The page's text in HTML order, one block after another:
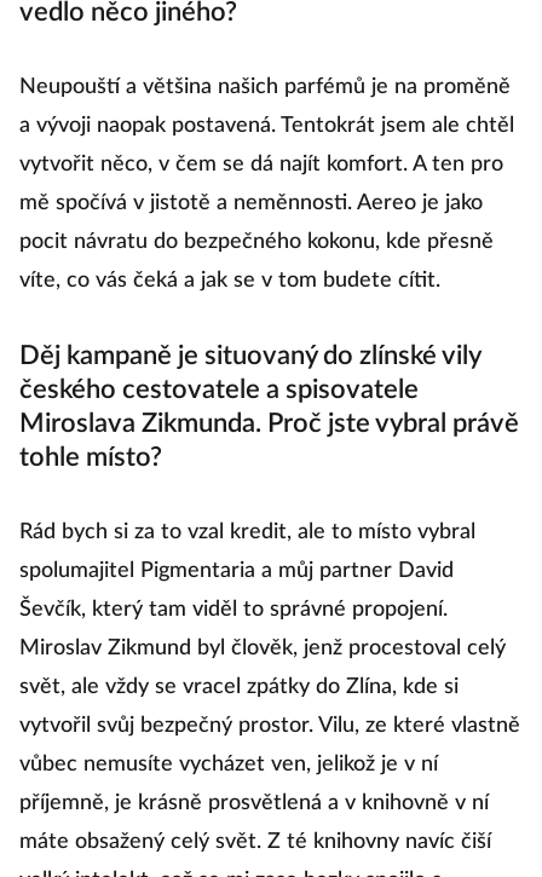
vedlo něco jiného?
Neupouští a většina našich parfémů je na proměně
a vývoji naopak postavená. Tentokrát jsem ale chtěl
vytvořit něco, v čem se dá najít komfort. A ten pro
mě spočívá v jistotě a neměnnosti. Aereo je jako
pocit návratu do bezpečného kokonu, kde přesně
víte, co vás čeká a jak se v tom budete cítit.
Děj kampaně je situovaný do zlínské vily
českého cestovatele a spisovatele
Miroslava Zikmunda. Proč jste vybral právě
tohle místo?
Rád bych si za to vzal kredit, ale to místo vybral
spolumajitel Pigmentaria a můj partner David
Ševčík, který tam viděl to správné propojení.
Miroslav Zikmund byl člověk, jenž procestoval celý
svět, ale vždy se vracel zpátky do Zlína, kde si
vytvořil svůj bezpečný prostor. Vilu, ze které vlastně
vůbec nemusíte vycházet ven, jelikož je v ní
příjemně, je krásně prosvětlená a v knihovně v ní
máte obsažený celý svět. Z té knihovny navíc čiší